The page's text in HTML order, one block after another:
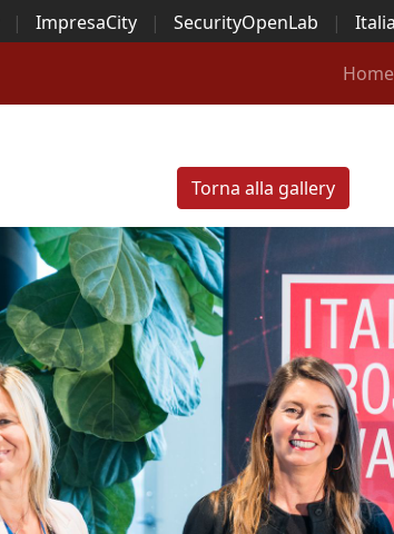
| ImpresaCity | SecurityOpenLab |
Security Awards | ...
Home
Torna alla gallery